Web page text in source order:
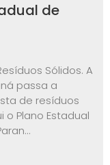
de
Sólidos. A
passa a
de resíduos
o Plano Estadual